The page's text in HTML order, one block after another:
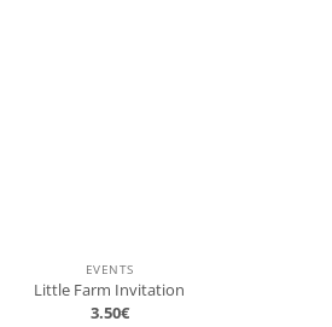
EVENTS
Little Farm Invitation
3.50€